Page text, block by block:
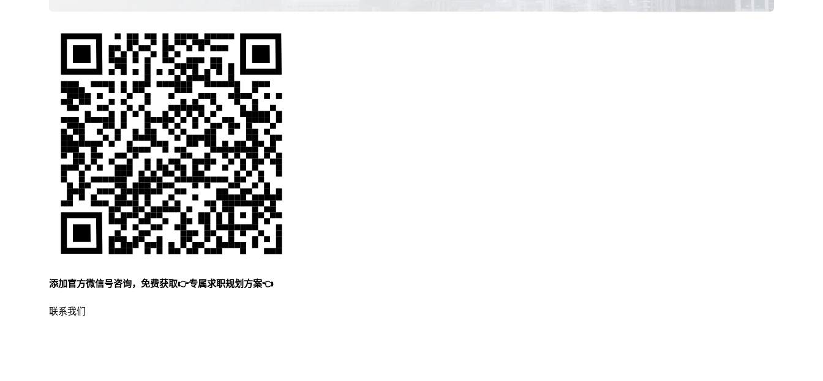
添加官方微信号咨询，免费获取👉专属求职规划方案👈
联系我们